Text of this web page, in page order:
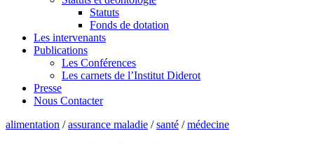
Statuts
Fonds de dotation
Les intervenants
Publications
Les Conférences
Les carnets de l’Institut Diderot
Presse
Nous Contacter
alimentation /assurance maladie /santé /médecine